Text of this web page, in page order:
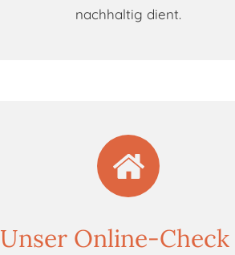
nachhaltig dient.
Unser Online-